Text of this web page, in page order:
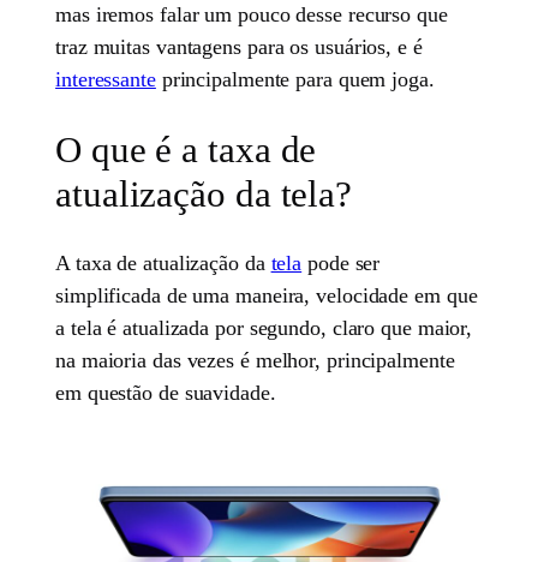
mas iremos falar um pouco desse recurso que
traz muitas vantagens para os usuários, e é
interessanteprincipalmente para quem joga.
O que é a taxa de
atualização da tela?
A taxa de atualização da tela pode ser
simplificada de uma maneira, velocidade em que
a tela é atualizada por segundo, claro que maior,
na maioria das vezes é melhor, principalmente
em questão de suavidade.